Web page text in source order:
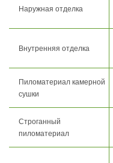
Наружная отделка
Внутренняя отделка
Пиломатериал камерной
сушки
Строганный
пиломатериал